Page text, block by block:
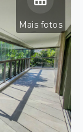
Mais fotos